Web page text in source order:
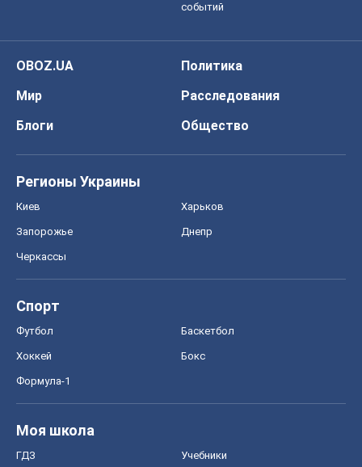
событий
OBOZ.UA
Политика
Мир
Расследования
Блоги
Общество
Регионы Украины
Киев Харьков
Запорожье Днепр
Черкассы
Спорт
Футбол Баскетбол
Хоккей Бокс
Формула-1
Моя школа
ГДЗ Учебники